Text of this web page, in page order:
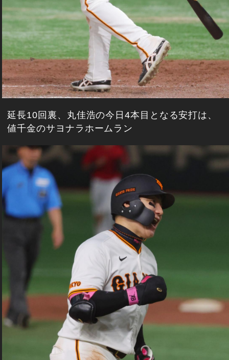
延長10回裏、丸佳浩の今日4本目となる安打は、
値千金のサヨナラホームラン